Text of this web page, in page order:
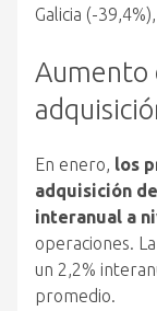
Galicia (-
Aumento
En enero, los
adquisición
interanual a
operaciones.
un 2,2%
promedio.